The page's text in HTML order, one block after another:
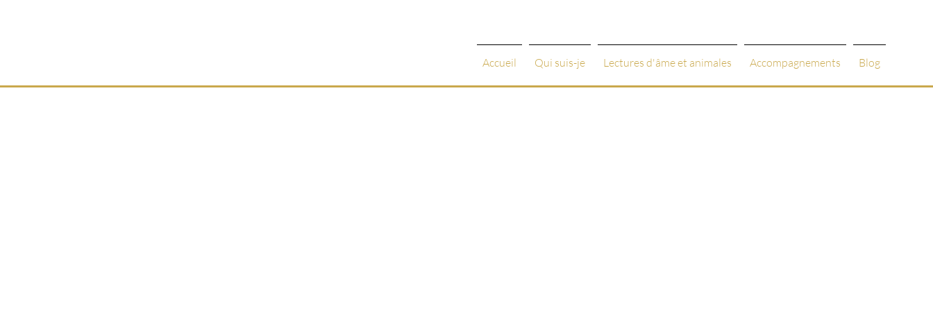
Accueil Qui suis-je Lectures d'âme et animales Accompagnements Blog